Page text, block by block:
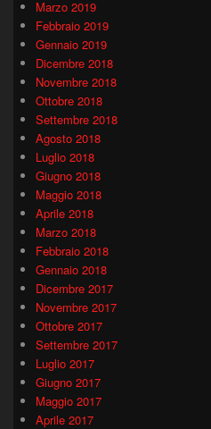
Marzo 2019
Febbraio 2019
Gennaio 2019
Dicembre 2018
Novembre 2018
Ottobre 2018
Settembre 2018
Agosto 2018
Luglio 2018
Giugno 2018
Maggio 2018
Aprile 2018
Marzo 2018
Febbraio 2018
Gennaio 2018
Dicembre 2017
Novembre 2017
Ottobre 2017
Settembre 2017
Luglio 2017
Giugno 2017
Maggio 2017
Aprile 2017